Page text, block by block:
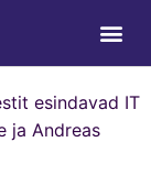
esindavad IT
ja Andreas